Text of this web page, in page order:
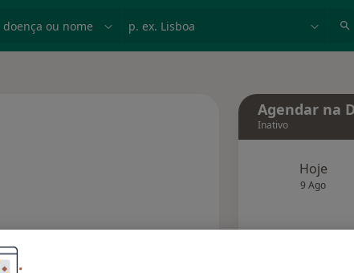
Solicite um atendimento
Agendar na
Inativo
Hoje
9 Ago